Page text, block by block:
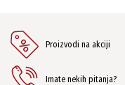
Proizvodi na akciji
Imate nekih pitanja?